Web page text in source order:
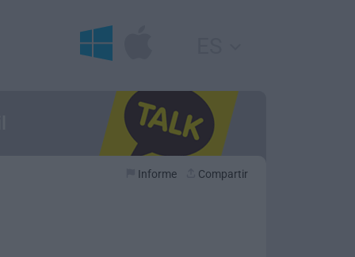
Informe Compartir